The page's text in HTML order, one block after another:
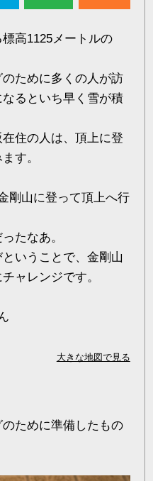
高1125メートルの
ために多くの人が訪
るといち早く雪が積
住の人は、頂上に登
す。
剛山に登って頂上へ行
たなあ。
いうことで、金剛山
ャレンジです。
大きな地図で見る
ために準備したもの